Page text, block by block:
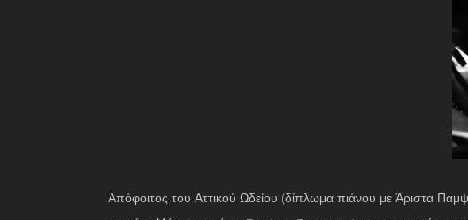
Απόφοιτος του Αττικού Ωδείου (δίπλωμα πιάνου με Άριστα